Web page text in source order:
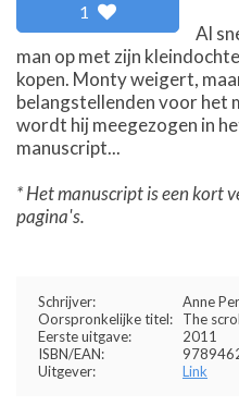
1
Al
man op met zijn
kopen. Monty weigert,
belangstellenden voor het
wordt hij meegezogen in
manuscript...
* Het manuscript is een kort
pagina's.
Schrijver:
Anne
Oorspronkelijke titel:
The
Eerste uitgave:
2011
ISBN/EAN:
Uitgever:
Link